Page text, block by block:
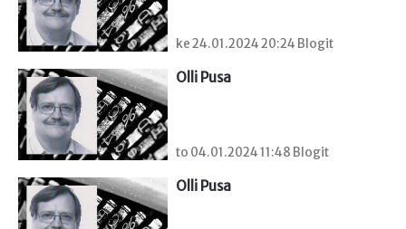
ke 24.01.2024 20:24 Blogit
Olli Pusa
to 04.01.2024 11:48 Blogit
Olli Pusa